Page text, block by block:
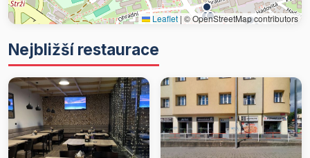
Leaflet | © OpenStreetMap contributors
Nejbližší restaurace